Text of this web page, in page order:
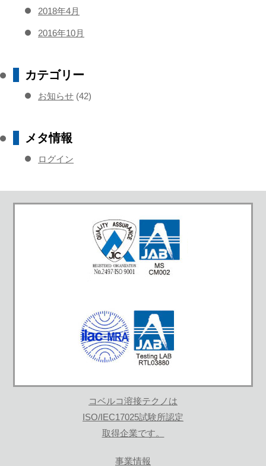
2018年4月
2016年10月
カテゴリー
お知らせ (42)
メタ情報
ログイン
コベルコ溶接テクノは
ISO/IEC17025試験所認定
取得企業です。
事業情報